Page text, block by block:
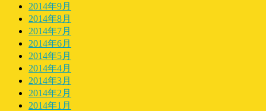
2014年9月
2014年8月
2014年7月
2014年6月
2014年5月
2014年4月
2014年3月
2014年2月
2014年1月